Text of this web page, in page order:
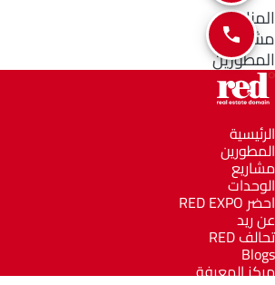
المناطق
مشاريع
المطورين
الرئيسية
المطورين
مشاريع
الوحدات
احضر RED EXPO
عن ريد
تحالف RED
Blogs
مركز المعرفة